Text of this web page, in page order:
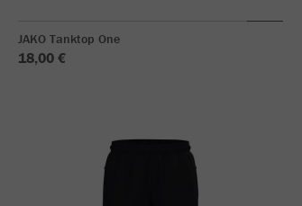
JAKO Tanktop One
18,00 €